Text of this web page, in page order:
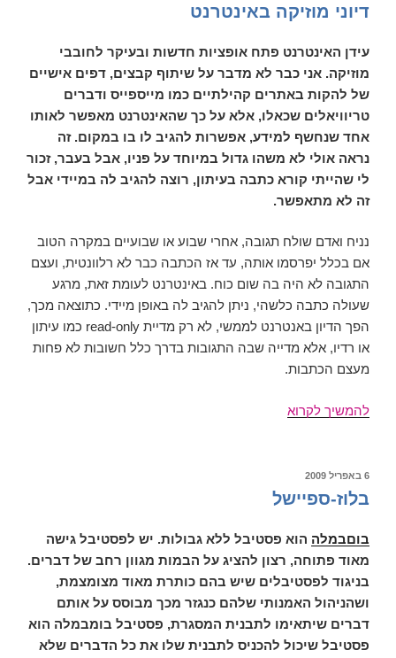
דיוני מוזיקה באינטרנט
עידן האינטרנט פתח אופציות חדשות ובעיקר לחובבי
מוזיקה. אני כבר לא מדבר על שיתוף קבצים, דפים אישיים
של להקות באתרים קהילתיים כמו מייספייס ודברים
טריוויאלים שכאלו, אלא על כך שהאינטרנט מאפשר לאותו
אחד שנחשף למידע, אפשרות להגיב לו בו במקום. זה
נראה אולי לא משהו גדול במיוחד על פניו, אבל בעבר, זכור
לי שהייתי קורא כתבה בעיתון, רוצה להגיב לה במיידי אבל
זה לא מתאפשר.
נניח ואדם שולח תגובה, אחרי שבוע או שבועיים במקרה הטוב
אם בכלל יפרסמו אותה, עד אז הכתבה כבר לא רלוונטית, ועצם
התגובה לא היה בה שום כוח. באינטרנט לעומת זאת, מרגע
שעולה כתבה כלשהי, ניתן להגיב לה באופן מיידי. כתוצאה מכך,
הפך הדיון באנטרנט לממשי, לא רק מדיית read-only כמו עיתון
או רדיו, אלא מדייה שבה התגובות בדרך כלל חשובות לא פחות
מעצם הכתבות.
להמשיך לקרוא
וקצת
דיוני
מוזיקה
באינטרנט
פורסם
6 באפריל 2009
בלוז-ספיישל
בוםבמלה הוא פסטיבל ללא גבולות. יש לפסטיבל גישה
מאוד פתוחה, רצון להציג על הבמות מגוון רחב של דברים.
בניגוד לפסטיבלים שיש בהם כותרת מאוד מצומצמת,
ושהניהול האמנותי שלהם כנגזר מכך מבוסס על אותם
דברים שיתאימו לתבנית המסגרת, פסטיבל בומבמלה הוא
פסטיבל שיכול להכניס לתבנית שלו את כל הדברים שלא